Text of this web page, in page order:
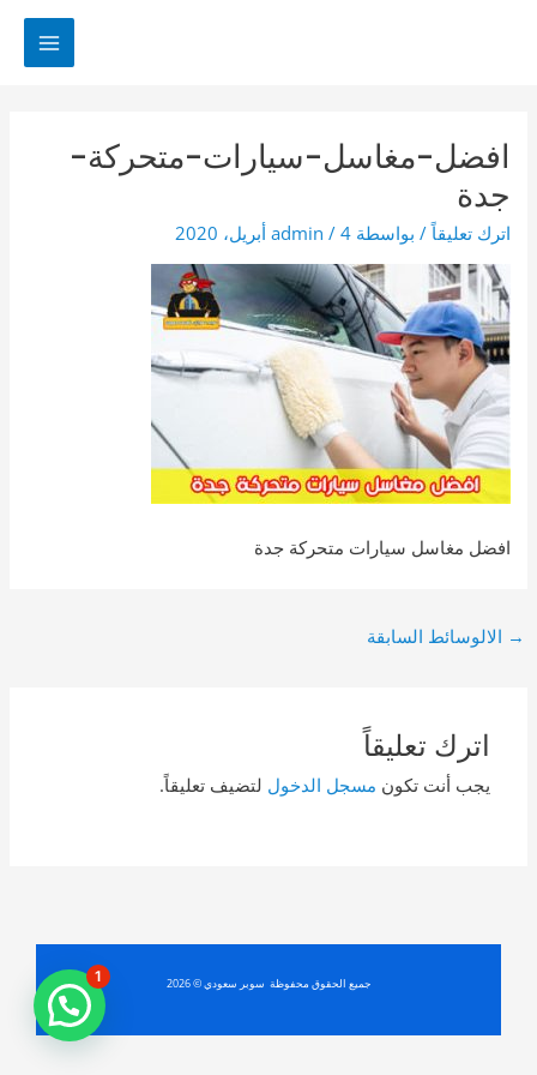
افضل-مغاسل-سيارات-متحركة-
جدة
اترك تعليقاً / بواسطة admin / 4 أبريل، 2020
افضل مغاسل سيارات متحركة جدة
Post→ الالوسائط السابقة
اترك تعليقاً
يجب أنت تكون مسجل الدخول لتضيف تعليقاً.
جميع الحقوق محفوظة سوبر سعودي © 2026 1